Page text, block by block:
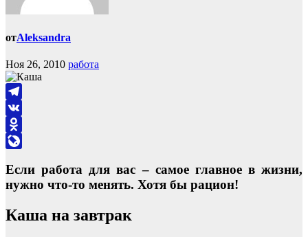
отAleksandra
Ноя 26, 2010 работа
Telegram
VK
Odnoklassniki
Если работа для вас – самое главное в жизни,
нужно что-то менять. Хотя бы рацион!
Каша на завтрак